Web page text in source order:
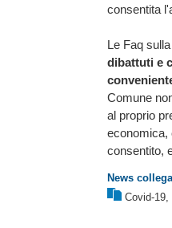
consentita
Le Faq
dibattuti e
Comune
al proprio
economica,
consentito,
News
Covid-